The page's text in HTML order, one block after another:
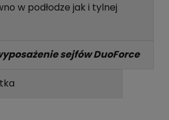
w podłodze jak i tylnej
sejfów DuoForce